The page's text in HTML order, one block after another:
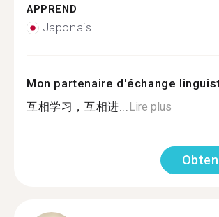
APPREND
Japonais
Mon partenaire d'échange
互相学习，互相进...Lire plus